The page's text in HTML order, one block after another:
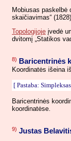
Mobiusas paskelbė
skaičiavimas“
Topologijoje įvedė
dvitomį „Statikos
8) Baricentrinės
Koordinatės išeina
[ Pastaba:
Baricentrinės
koordinatėse.
9) Justas